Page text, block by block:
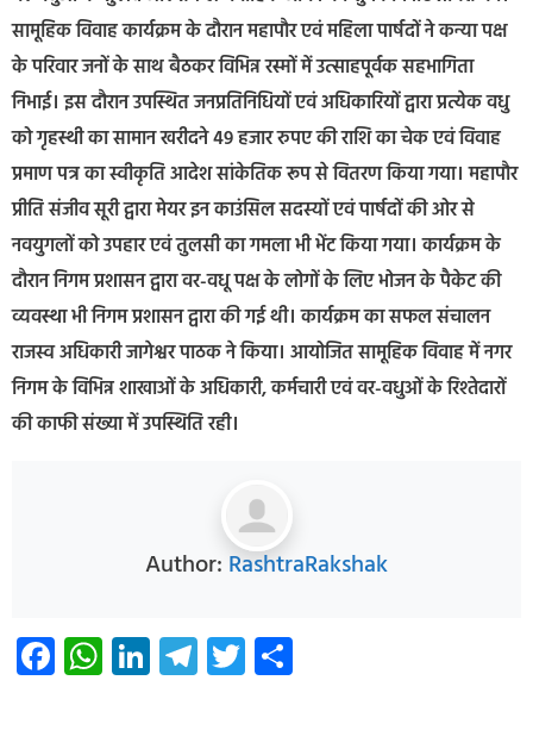
सामूहिक विवाह कार्यक्रम के दौरान महापौर एवं महिला पार्षदों ने कन्या पक्ष
के परिवार जनों के साथ बैठकर विभिन्न रस्मों में उत्साहपूर्वक सहभागिता
निभाई। इस दौरान उपस्थित जनप्रतिनिधियों एवं अधिकारियों द्वारा प्रत्येक वधु
को गृहस्थी का सामान खरीदने 49 हजार रुपए की राशि का चेक एवं विवाह
प्रमाण पत्र का स्वीकृति आदेश सांकेतिक रूप से वितरण किया गया। महापौर
प्रीति संजीव सूरी द्वारा मेयर इन काउंसिल सदस्यों एवं पार्षदों की ओर से
नवयुगलों को उपहार एवं तुलसी का गमला भी भेंट किया गया। कार्यक्रम के
दौरान निगम प्रशासन द्वारा वर-वधू पक्ष के लोगों के लिए भोजन के पैकेट की
व्यवस्था भी निगम प्रशासन द्वारा की गई थी। कार्यक्रम का सफल संचालन
राजस्व अधिकारी जागेश्वर पाठक ने किया। आयोजित सामूहिक विवाह में नगर
निगम के विभिन्न शाखाओं के अधिकारी, कर्मचारी एवं वर-वधुओं के रिश्तेदारों
की काफी संख्या में उपस्थिति रही।
Author: RashtraRakshak
Facebook
WhatsApp
LinkedIn
Telegram
Twitter